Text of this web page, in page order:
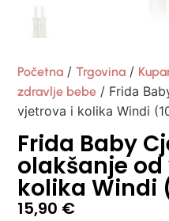
Početna /Trgovina /
zdravlje bebe / Frida
vjetrova i kolika Windi
Frida Baby
olakšanje
kolika Windi
15,90 €